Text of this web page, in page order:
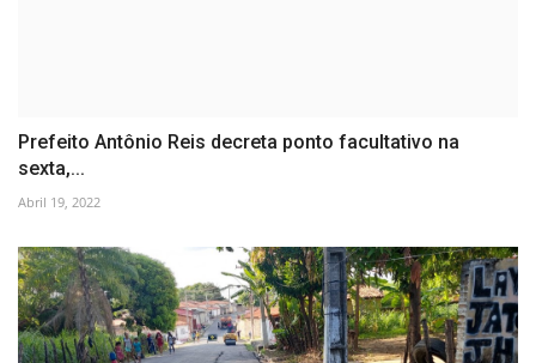
Prefeito Antônio Reis decreta ponto facultativo na
sexta,...
Abril 19, 2022